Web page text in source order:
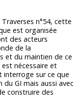
n°54, cette
est organisée
des acteurs
de la
et du maintien de ce
nécessaire et
interroge sur ce que
GI mais aussi avec
construire des